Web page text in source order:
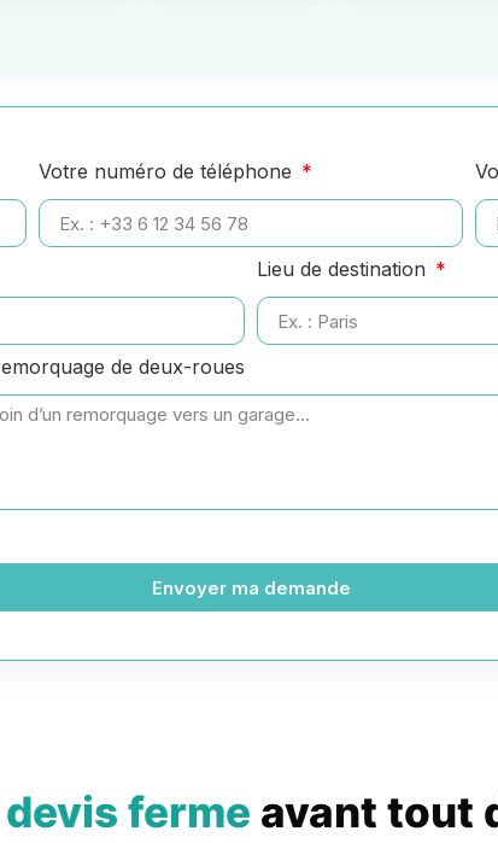
Votre numéro de téléphone
Lieu de destination
de deux-roues
Envoyer ma demande
devis ferme avant tout